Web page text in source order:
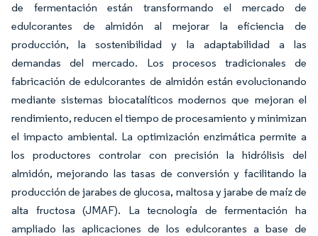
de fermentación están transformando el mercado de
edulcorantes de almidón al mejorar la eficiencia de
producción, la sostenibilidad y la adaptabilidad a las
demandas del mercado. Los procesos tradicionales de
fabricación de edulcorantes de almidón están evolucionando
mediante sistemas biocatalíticos modernos que mejoran el
rendimiento, reducen el tiempo de procesamiento y minimizan
el impacto ambiental. La optimización enzimática permite a
los productores controlar con precisión la hidrólisis del
almidón, mejorando las tasas de conversión y facilitando la
producción de jarabes de glucosa, maltosa y jarabe de maíz de
alta fructosa (JMAF). La tecnología de fermentación ha
ampliado las aplicaciones de los edulcorantes a base de